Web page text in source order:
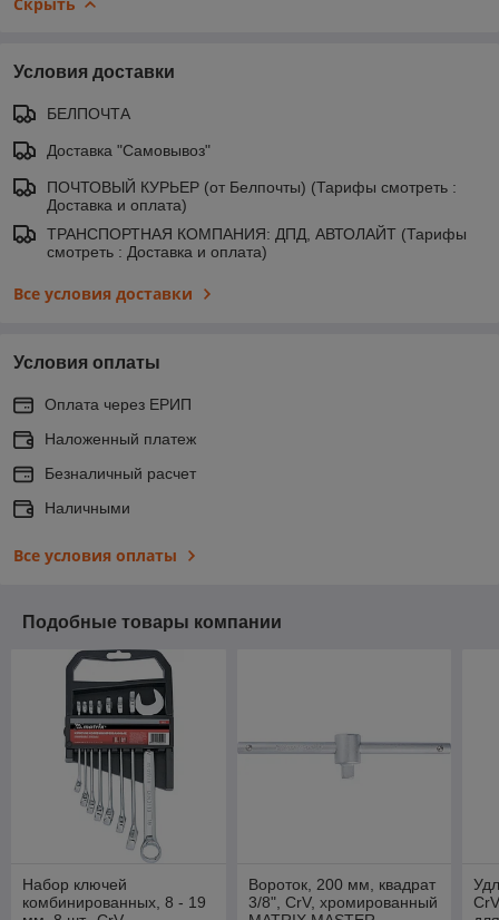
Условия доставки
БЕЛПОЧТА
Доставка "Самовывоз"
ПОЧТОВЫЙ КУРЬЕР (от Белпочты) (Тарифы смотреть :
Доставка и оплата)
ТРАНСПОРТНАЯ КОМПАНИЯ: ДПД, АВТОЛАЙТ (Тарифы
смотреть : Доставка и оплата)
Все условия доставки
Условия оплаты
Оплата через ЕРИП
Наложенный платеж
Безналичный расчет
Наличными
Все условия оплаты
Подобные товары компании
Набор ключей
комбинированных, 8 - 19
Вороток, 200 мм, квадрат
3/8", CrV, хромированный